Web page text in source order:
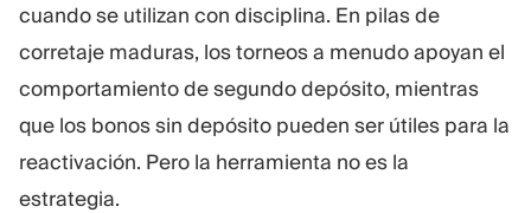
cuando se utilizan con disciplina. En pilas de
corretaje maduras, los torneos a menudo apoyan el
comportamiento de segundo depósito, mientras
que los bonos sin depósito pueden ser útiles para la
reactivación. Pero la herramienta no es la
estrategia.